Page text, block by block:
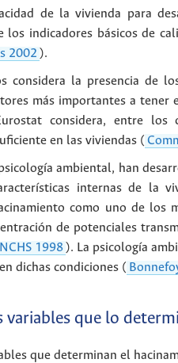
de la vivienda para
los indicadores básicos de
2002 ).
considera la presencia de
más importantes a
considera, entre
en las viviendas (
ambiental, han
internas de la
como uno de
de potenciales
1998 ). La psicología
dichas condiciones (
variables que lo
que determinan el